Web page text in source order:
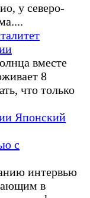
у северо-
вместе
8
что только
Японский
с
интервью
в